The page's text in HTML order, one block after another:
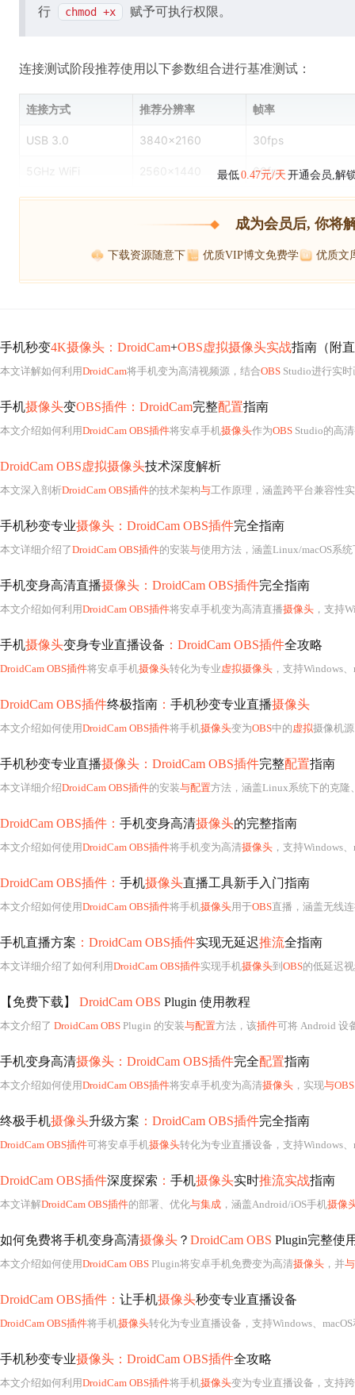
行
chmod +x 赋予可执行权限。
连接测试阶段推荐使用以下参数组合进行基准测试：
连接方式 推荐分辨率 帧率
USB 3.0 3840×2160 30fps
5GHz WiFi 2560×1440 60fps
最低0.47元/天 开通会员,解
成为会员后, 你将
下载资源随意下 优质VIP博文免费学 优质文
手机秒变4K摄像头：DroidCam+OBS虚拟摄像头实战指南（附
本文详解如何利用DroidCam将手机变为高清视频源，结合OBS Studio进行实时画
手机摄像头变OBS插件：DroidCam完整配置指南
本文介绍如何利用DroidCam OBS插件将安卓手机摄像头作为OBS Studio的高
DroidCam OBS虚拟摄像头技术深度解析
本文深入剖析DroidCam OBS插件的技术架构与工作原理，涵盖跨平台兼容性
手机秒变专业摄像头：DroidCam OBS插件完全指南
本文详细介绍了DroidCam OBS插件的安装与使用方法，涵盖Linux/macOS系
手机变身高清直播摄像头：DroidCam OBS插件完全指南
本文介绍如何利用DroidCam OBS插件将安卓手机变为高清直播摄像头 ，支持
手机摄像头变身专业直播设备 ：DroidCam OBS插件全攻略
DroidCam OBS插件将安卓手机摄像头转化为专业虚拟摄像头 ，支持Windows、macOS和Linux平台，
DroidCam OBS插件终极指南 ： 手机秒变专业直播摄像头
本文介绍如何使用DroidCam OBS插件将手机摄像头变为OBS中的虚拟摄像机
手机秒变专业直播摄像头：DroidCam OBS插件完整配置指南
本文详细介绍DroidCam OBS插件的安装与配置方法，涵盖Linux系统下的克隆、编译、依赖安装（
DroidCam OBS插件： 手机变身高清摄像头的完整指南
本文介绍如何使用DroidCam OBS插件将手机变为高清摄像头 ，支持Windows
DroidCam OBS插件： 手机摄像头直播工具新手入门指南
本文介绍如何使用DroidCam OBS插件将手机摄像头用于OBS直播，涵盖无线
手机直播方案 ：DroidCam OBS插件实现无延迟推流全指南
本文详细介绍了如何利用DroidCam OBS插件实现手机摄像头到 OBS的低延迟
【免费下载】 DroidCam OBS Plugin 使用教程
本文介绍了 DroidCam OBS Plugin 的安装与配置方法，该插件可将 Android 设
手机变身高清摄像头：DroidCam OBS插件完全配置指南
本文介绍如何使用DroidCam OBS插件将安卓手机变为高清摄像头 ，实现与OBS
终极手机摄像头升级方案 ：DroidCam OBS插件完全指南
DroidCam OBS插件可将安卓手机摄像头转化为专业直播设备，支持Windows
DroidCam OBS插件深度探索 ： 手机摄像头实时推流实战指南
本文详解DroidCam OBS插件的部署、优化与集成 ，涵盖Android/iOS手机摄像
如何免费将手机变身高清摄像头 ？ DroidCam OBS Plugin完整使
本文介绍如何使用DroidCam OBS Plugin将安卓手机免费变为高清摄像头 ，并
DroidCam OBS插件： 让手机摄像头秒变专业直播设备
DroidCam OBS插件将手机摄像头转化为专业直播设备，支持Windows、macOS和Linux系统，通过WiFi或USB连接实现高清
手机秒变专业摄像头：DroidCam OBS插件全攻略
本文介绍如何利用DroidCam OBS插件将手机摄像头变为专业直播设备，支持跨平台高清视频传输